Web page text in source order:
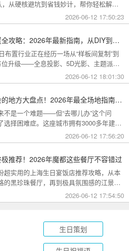
从硬核避坑到省钱妙计，帮你轻松解锁
2026-06-12 17:50:23
上海生日惊喜布置全攻略：2026年最新指南，从DIY到专业策划一站搞定
布置行业正在经历一场从“样板间复制”到
位升级——全息投影、5D光影、主题派对
将为你带来上海生日惊喜布置的2026年最
DIY到高端定制，从惊喜创意到趋势解
2026-06-12 18:01:30
北京可以办生日会的地方大盘点！2026年最全场地指南，总有一款适合你
不是一个难题——但“去哪儿办”这个问
选择困难症。这座城市拥有3000多年建城
皇家园林、典雅别致的胡同四合院，也有
餐厅、融合传统与现代的潮人打卡地。无
小朋友度过一个充满童趣的生日，这篇
地全指南都能帮你找到答案！
2026-06-12 17:56:20
极推荐！2026年魔都这些餐厅不容错过
超实用的上海生日宴饭店推荐攻略，从本
的黑珍珠餐厅，再到极具氛围感的江景私
你的生日派对需求，相信一定能解决你的
2026-06-12 17:54:50
生日策划